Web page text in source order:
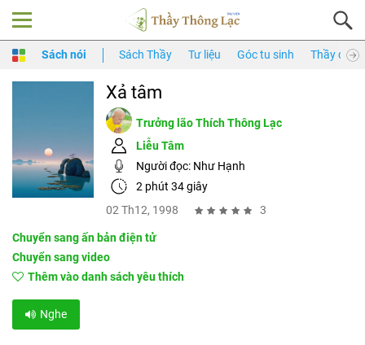
Sách nói Sách Thầy Tư liệu Góc tu sinh Thầy của
Xả tâm
Trưởng lão Thích Thông Lạc
Liễu Tâm
Người đọc: Như Hạnh
2 phút 34 giây
02 Th12, 1998
3
Chuyển sang ấn bản điện tử
Chuyển sang video
Thêm vào danh sách yêu thích
Nghe